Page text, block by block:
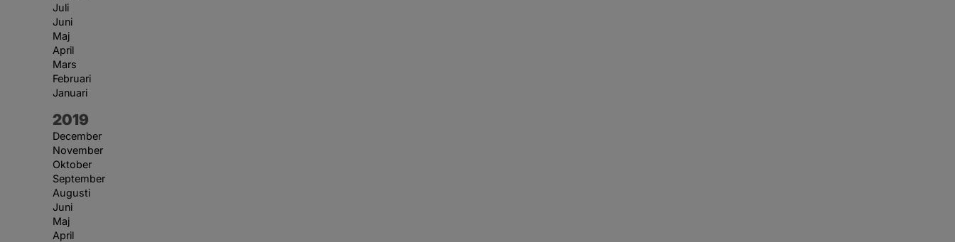
Juli
Juni
Maj
April
Mars
Februari
Januari
År:
2019
December
November
Oktober
September
Augusti
Juni
Maj
April